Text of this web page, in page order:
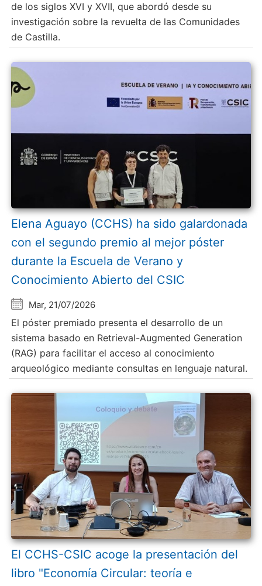
de los siglos XVI y XVII, que abordó desde su
investigación sobre la revuelta de las Comunidades
de Castilla.
Elena Aguayo (CCHS) ha sido galardonada
con el segundo premio al mejor póster
durante la Escuela de Verano y
Conocimiento Abierto del CSIC
Mar, 21/07/2026
El póster premiado presenta el desarrollo de un
sistema basado en Retrieval-Augmented Generation
(RAG) para facilitar el acceso al conocimiento
arqueológico mediante consultas en lenguaje natural.
El CCHS-CSIC acoge la presentación del
libro "Economía Circular: teoría e